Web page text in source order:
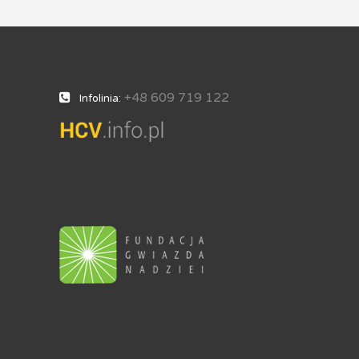
Infolinia: +48 609 719 122